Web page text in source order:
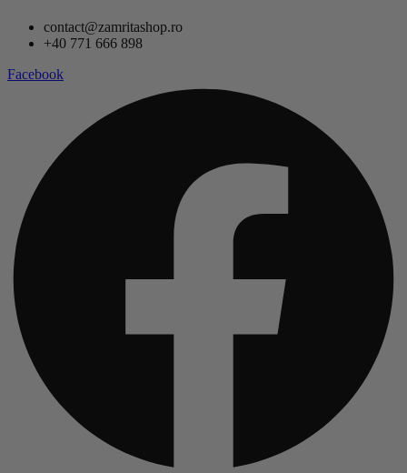
contact@zamritashop.ro
+40 771 666 898
Facebook